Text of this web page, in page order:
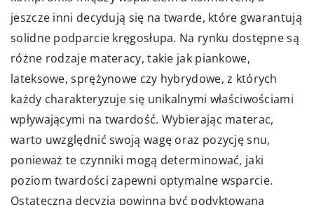
jeszcze inni decydują się na twarde, które gwarantują
solidne podparcie kręgosłupa. Na rynku dostępne są
różne rodzaje materacy, takie jak piankowe,
lateksowe, sprężynowe czy hybrydowe, z których
każdy charakteryzuje się unikalnymi właściwościami
wpływającymi na twardość. Wybierając materac,
warto uwzględnić swoją wagę oraz pozycję snu,
ponieważ te czynniki mogą determinować, jaki
poziom twardości zapewni optymalne wsparcie.
Ostateczna decyzja powinna być podyktowana